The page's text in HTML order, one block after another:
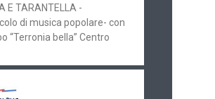
E TARANTELLA -
di musica popolare- con
“Terronia bella” Centro